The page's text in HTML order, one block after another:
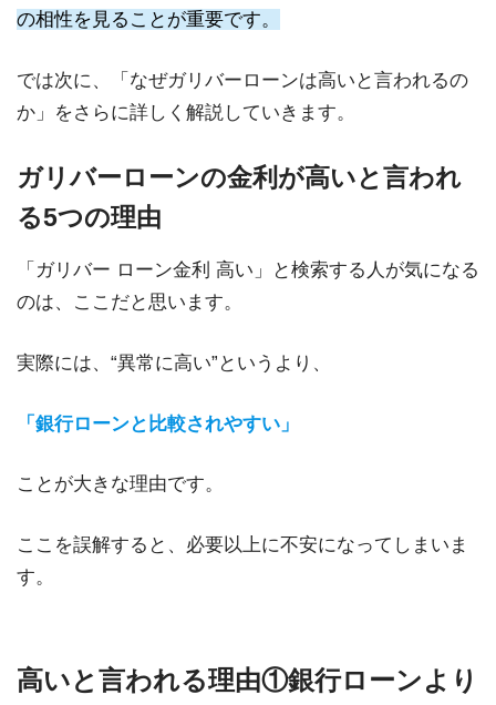
の相性を見ることが重要です。
では次に、「なぜガリバーローンは高いと言われるの
か」をさらに詳しく解説していきます。
ガリバーローンの金利が高いと言われ
る5つの理由
「ガリバー ローン金利 高い」と検索する人が気になる
のは、ここだと思います。
実際には、“異常に高い”というより、
「銀行ローンと比較されやすい」
ことが大きな理由です。
ここを誤解すると、必要以上に不安になってしまいま
す。
高いと言われる理由①銀行ローンより